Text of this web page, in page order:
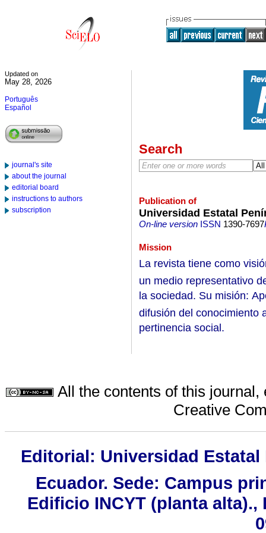
Updated on
May 28, 2026
Português
Español
journal's site
about the journal
editorial board
instructions to authors
subscription
Search
Publication of
Universidad Estatal
On-line versionISSN 1390-7697
Mission
La revista tiene como
un medio representativo
la sociedad. Su misión:
difusión del conocimiento
pertinencia social.
All the contents of this
Creative
Editorial: Universidad Estatal
Ecuador. Sede: Campus
Edificio INCYT (planta alta).,